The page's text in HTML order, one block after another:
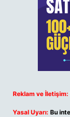
Reklam ve İletişim:
Yasal Uyarı: Bu